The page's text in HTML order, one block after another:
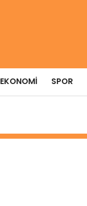
EKONOMI SPOR